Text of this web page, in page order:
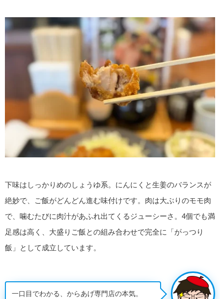
下味はしっかりめのしょうゆ系。にんにくと生姜のバランスが
絶妙で、ご飯がどんどん進む味付けです。肉は大ぶりのモモ肉
で、噛むたびに肉汁があふれ出てくるジューシーさ。4個でも満
足感は高く、大盛りご飯との組み合わせで完全に「がっつり
飯」として成立しています。
一口目でわかる、からあげ専門店の本気。